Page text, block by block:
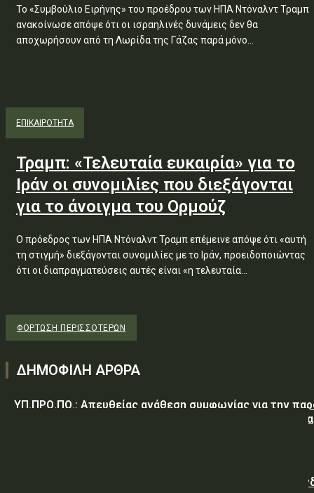
Το «Συμβούλιο Ειρήνης» του προέδρου των ΗΠΑ Ντόναλντ Τραμπ
ανακοίνωσε απόψε ότι οι ισραηλινές δυνάμεις δεν θα
αποχωρήσουν από τη Λωρίδα της Γάζας παρά μόνο...
ΕΠΙΚΑΙΡΟΤΗΤΑ
Τραμπ: «Τελευταία ευκαιρία» για το
Ιράν οι συνομιλίες που διεξάγονται
για το άνοιγμα του Ορμούζ
Ο πρόεδρος των ΗΠΑ Ντόναλντ Τραμπ επέμεινε απόψε ότι «αυτή
τη στιγμή» διεξάγονται συνομιλίες με το Ιράν, προειδοποιώντας
ότι οι διαπραγματεύσεις αυτές είναι «η τελευταία...
ΦΌΡΤΩΣΗ ΠΕΡΙΣΣΟΤΈΡΩΝ
ΔΗΜΟΦΙΛΗ ΑΡΘΡΑ
ΥΠ.ΠΡΟ.ΠΟ.: Απευθείας ανάθεση συμφωνίας για την
υπηρεσιών κλειδαρά για τη σφράγιση οικίας στα Μέγαρα
Γαλλική «ψήφος εμπιστοσύνης» στην ηλεκτρική